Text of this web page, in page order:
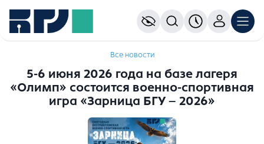
Все новости
5-6 июня 2026 года на базе лагеря
«Олимп» состоится военно-спортивная
игра «Зарница БГУ – 2026»